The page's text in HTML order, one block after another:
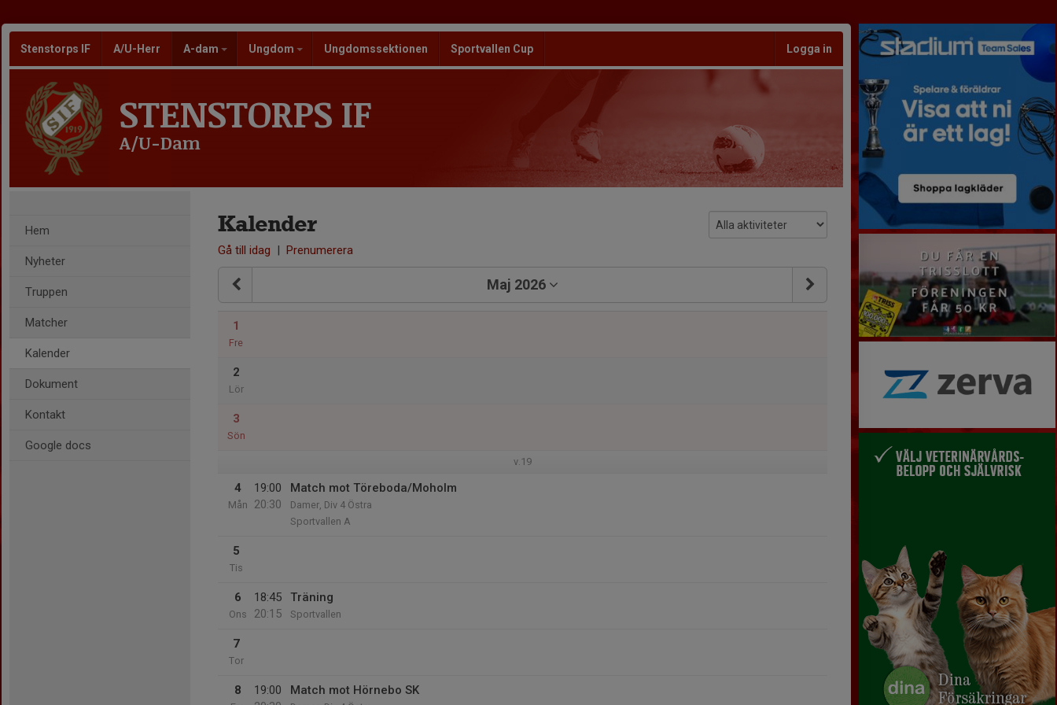
Stenstorps IF A/U-Herr A-dam Ungdom Ungdomssektionen Sportvallen Cup Logga in
STENSTORPS IF
A/U-Dam
Hem
Nyheter
Truppen
Matcher
Kalender
Dokument
Kontakt
Google docs
Kalender
Gå till idag | Prenumerera
Maj 2026
1
Fre
2
Lör
3
Sön
v.19
4
Mån
19:00
20:30
Match mot Töreboda/Moholm
Damer, Div 4 Östra
Sportvallen A
5
Tis
6
Ons
18:45
20:15
Träning
Sportvallen
7
Tor
8
19:00
Match mot Hörnebo SK